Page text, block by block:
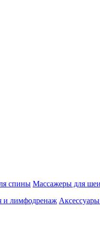
спины Массажеры для
и лимфодренаж